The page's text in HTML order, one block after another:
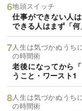
地頭スイッチ
仕事ができない人
できる人はまず「何
人生は気づかぬうち
の時間術
老後になってから
うこと・ワースト1
人生は気づかぬうち
の時間術